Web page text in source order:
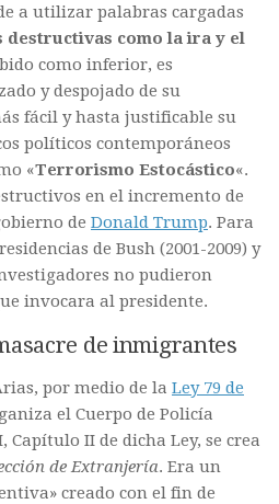
a utilizar palabras cargadas
destructivas como la ira y el
como inferior, es
y despojado de su
fácil y hasta justificable su
políticos contemporáneos
«Terrorismo Estocástico«.
en el incremento de
de Donald Trump. Para
de Bush (2001-2009) y
no pudieron
invocara al presidente.
de inmigrantes
por medio de la Ley 79 de
el Cuerpo de Policía
II de dicha Ley, se crea
de Extranjería. Era un
creado con el fin de